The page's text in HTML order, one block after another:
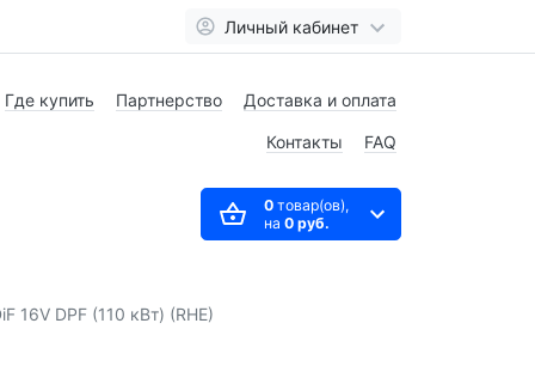
Личный кабинет
Где купить Партнерство Доставка и оплата
Контакты FAQ
0товар(ов),
на 0 руб.
16V DPF (110 кВт) (RHE)